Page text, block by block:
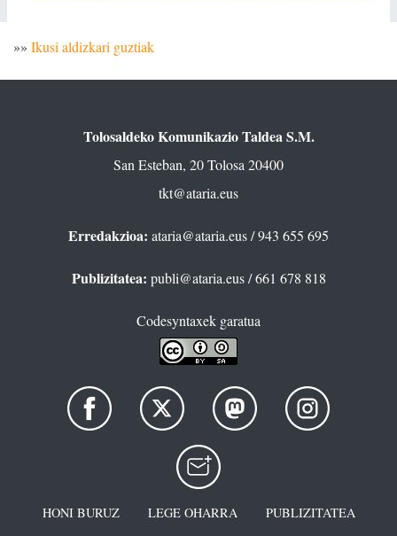
»» Ikusi aldizkari guztiak
Tolosaldeko Komunikazio Taldea S.M.
San Esteban, 20 Tolosa 20400
tkt@ataria.eus
Erredakzioa: ataria@ataria.eus/ 943 655 695
Publizitatea: publi@ataria.eus/ 661 678 818
Codesyntaxek garatua
HONI BURUZ LEGE OHARRA
PUBLIZITATEA